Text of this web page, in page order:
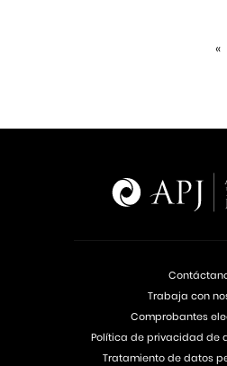
«
Trabaja con
Comprobantes
Política de privacidad de
Tratamiento de datos